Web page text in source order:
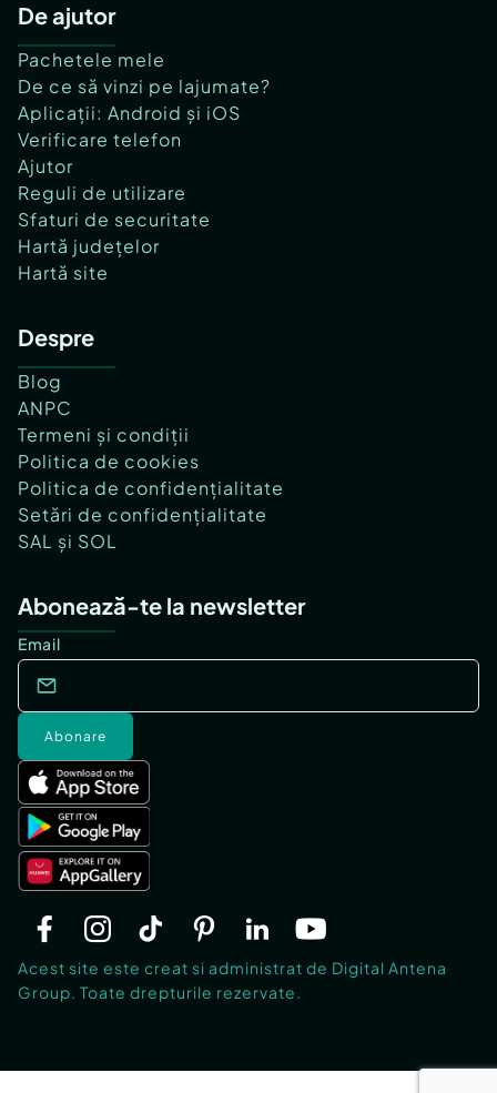
De ajutor
Pachetele mele
De ce să vinzi pe lajumate?
Aplicații: Android și iOS
Verificare telefon
Ajutor
Reguli de utilizare
Sfaturi de securitate
Hartă județelor
Hartă site
Despre
Blog
ANPC
Termeni și condiții
Politica de cookies
Politica de confidențialitate
Setări de confidențialitate
SAL și SOL
Abonează-te la newsletter
Email
Abonare
Acest site este creat si administrat de Digital Antena
Group. Toate drepturile rezervate.